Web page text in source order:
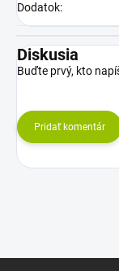
Dodatok:
Diskusia
Buďte prvý, kto
Pridať komentár